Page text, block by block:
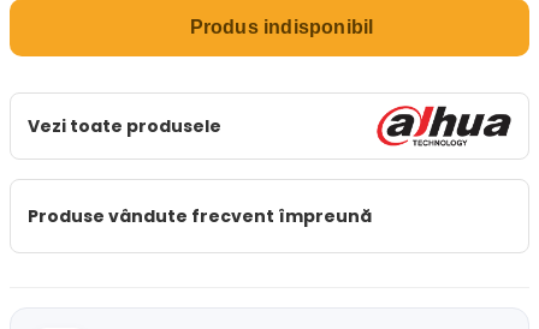
Produs indisponibil
Vezi toate produsele
Produse vândute frecvent împreună